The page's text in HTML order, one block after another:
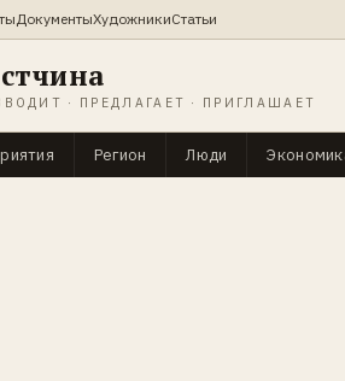
ДокументыХудожникиСтатьи
· ПРЕДЛАГАЕТ · ПРИГЛАШАЕТ
Регион Люди